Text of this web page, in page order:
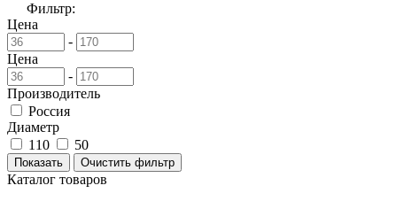
Фильтр:
Цена
-
Цена
-
Производитель
Россия
Диаметр
110
50
Каталог товаров